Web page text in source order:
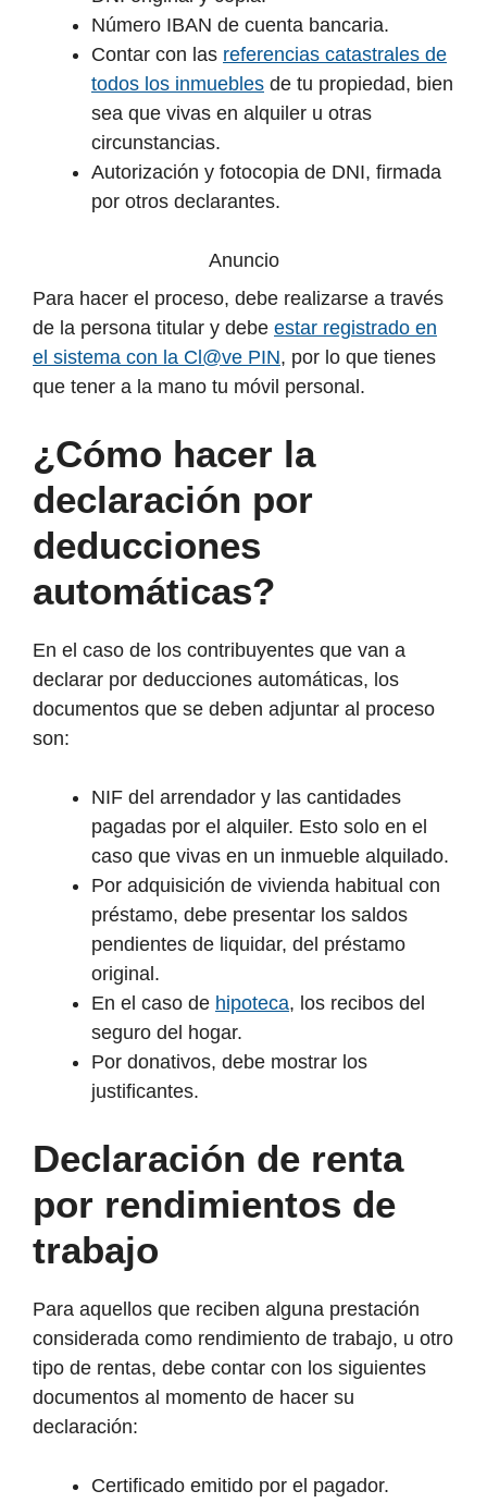
Número IBAN de cuenta bancaria.
Contar con las referencias catastrales de
todos los inmuebles de tu propiedad, bien
sea que vivas en alquiler u otras
circunstancias.
Autorización y fotocopia de DNI, firmada
por otros declarantes.
Anuncio
Para hacer el proceso, debe realizarse a través
de la persona titular y debe estar registrado en
el sistema con la Cl@ve PIN, por lo que tienes
que tener a la mano tu móvil personal.
¿Cómo hacer la
declaración por
deducciones
automáticas?
En el caso de los contribuyentes que van a
declarar por deducciones automáticas, los
documentos que se deben adjuntar al proceso
son:
NIF del arrendador y las cantidades
pagadas por el alquiler. Esto solo en el
caso que vivas en un inmueble alquilado.
Por adquisición de vivienda habitual con
préstamo, debe presentar los saldos
pendientes de liquidar, del préstamo
original.
En el caso de hipoteca, los recibos del
seguro del hogar.
Por donativos, debe mostrar los
justificantes.
Declaración de renta
por rendimientos de
trabajo
Para aquellos que reciben alguna prestación
considerada como rendimiento de trabajo, u otro
tipo de rentas, debe contar con los siguientes
documentos al momento de hacer su
declaración:
Certificado emitido por el pagador.